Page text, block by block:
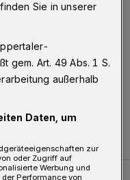
mir Inhalte von
Sie in unserer
gem. Art. 49 Abs. 1 S.
außerhalb
Daten, um
zur
oder Zugriff auf
Werbung und
Performance von